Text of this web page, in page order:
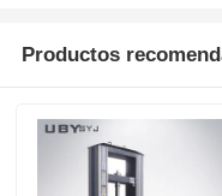
Productos